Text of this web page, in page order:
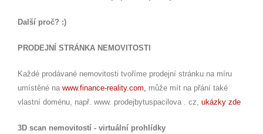
Další proč? :)
PRODEJNÍ STRÁNKA NEMOVITOSTI
Každé prodávané nemovitosti tvoříme prodejní stránku na míru
umístěné na www.finance-reality.com,
může mít na přání také
vlastní doménu, např. www. prodejbytuspacilova . cz, ukázky zde
3D scan nemovitostí - virtuální prohlídky